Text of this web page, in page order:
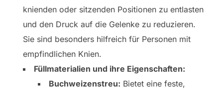
knienden oder sitzenden Positionen zu entlasten
und den Druck auf die Gelenke zu reduzieren.
Sie sind besonders hilfreich für Personen mit
empfindlichen Knien.
Füllmaterialien und ihre Eigenschaften:
Buchweizenstreu: Bietet eine feste,